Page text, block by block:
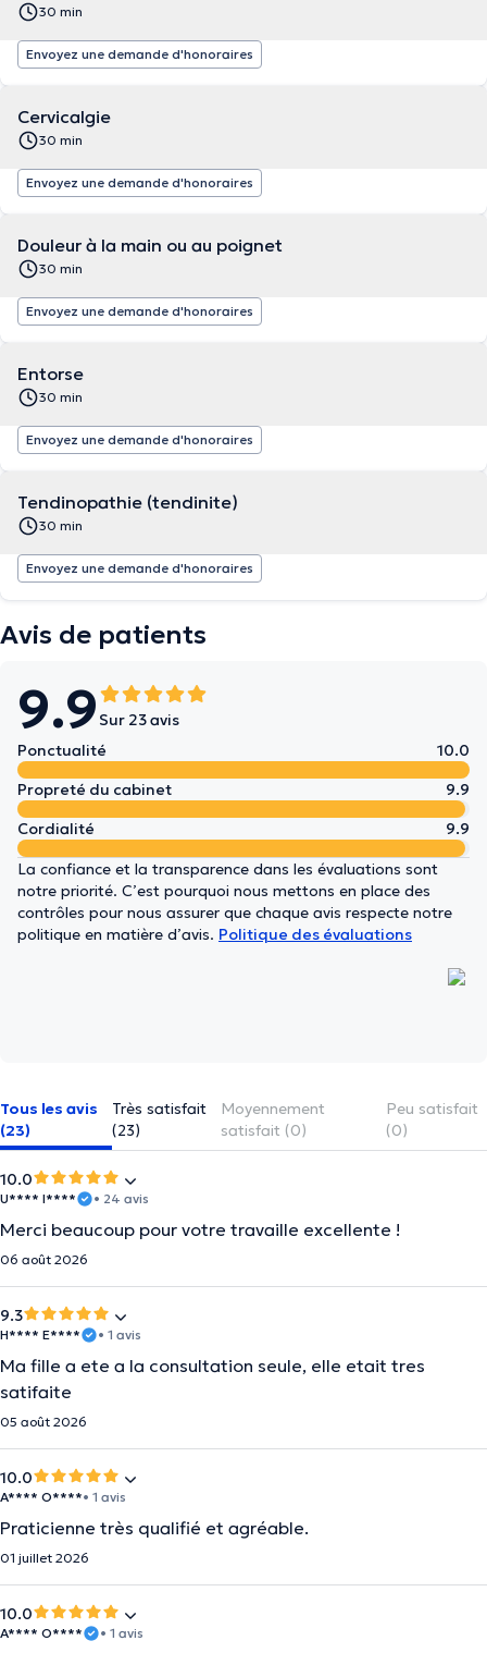
30 min
Envoyez une demande d'honoraires
Cervicalgie
30 min
Envoyez une demande d'honoraires
Douleur à la main ou au poignet
30 min
Envoyez une demande d'honoraires
Entorse
30 min
Envoyez une demande d'honoraires
Tendinopathie (tendinite)
30 min
Envoyez une demande d'honoraires
Avis de patients
9.9 Sur 23 avis
Ponctualité
10.0
Propreté du cabinet
9.9
Cordialité
9.9
La confiance et la transparence dans les évaluations sont
notre priorité. C’est pourquoi nous mettons en place des
contrôles pour nous assurer que chaque avis respecte notre
politique en matière d’avis. Politique des évaluations
Tous les avis
(23)
Très satisfait
(23)
Moyennement
satisfait (0)
Peu satisfait
(0)
10.0
U**** I**** • 24 avis
Merci beaucoup pour votre travaille excellente !
06 août 2026
9.3
H**** E**** • 1 avis
Ma fille a ete a la consultation seule, elle etait tres
satifaite
05 août 2026
10.0
A**** O****• 1 avis
Praticienne très qualifié et agréable.
01 juillet 2026
10.0
A**** O**** • 1 avis